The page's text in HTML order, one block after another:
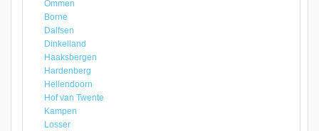
Ommen
Borne
Dalfsen
Dinkelland
Haaksbergen
Hardenberg
Hellendoorn
Hof van Twente
Kampen
Losser